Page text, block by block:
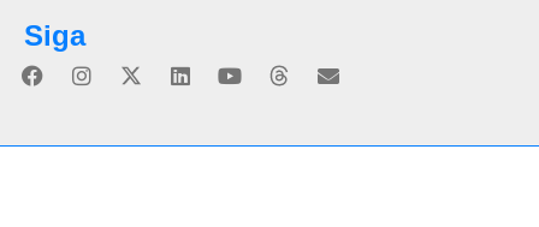
Siga